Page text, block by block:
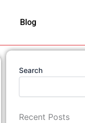
Blog
Search
Recent Posts